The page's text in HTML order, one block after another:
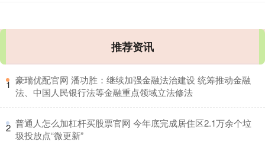
推荐资讯
1 ​豪瑞优配官网 潘功胜：继续加强金融法治建设 统筹推动金融
法、中国人民银行法等金融重点领域立法修法
2 ​普通人怎么加杠杆买股票官网 今年底完成居住区2.1万余个垃
圾投放点“微更新”